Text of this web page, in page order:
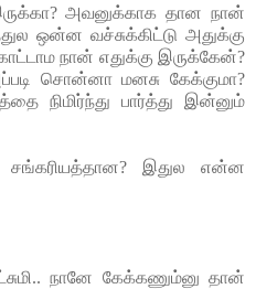
அவனுக்காக தான நான்
ஒன்ன வச்சுக்கிட்டு அதுக்கு
நான் எதுக்கு இருக்கேன்?
சொன்னா மனசு கேக்குமா?
நிமிர்ந்து பார்த்து இன்னும்
இதுல என்ன
நானே கேக்கணும்னு தான்